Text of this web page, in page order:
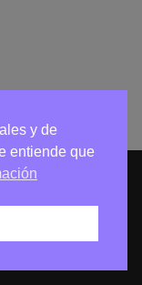
en
o
y de
entiende que